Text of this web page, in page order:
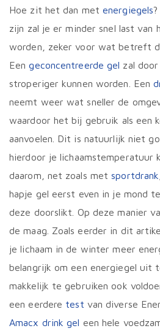
Hoe zit het dan met energiegels
zijn zal je er minder snel last van
worden, zeker voor wat betreft
Eengeconcentreerde gel zal
stroperiger kunnen worden. Een
neemt weer wat sneller de
waardoor het bij gebruik als een
aanvoelen. Dit is natuurlijk niet
hierdoor je lichaamstemperatuur
daarom, net zoals metsportdrank
hapje gel eerst even in je mond
deze doorslikt. Op deze manier
de maag. Zoals eerder in dit
je lichaam in de winter meer
belangrijk om een energiegel uit
makkelijk te gebruiken ook
een eerdere test van diverse
Amacx drink gel een hele